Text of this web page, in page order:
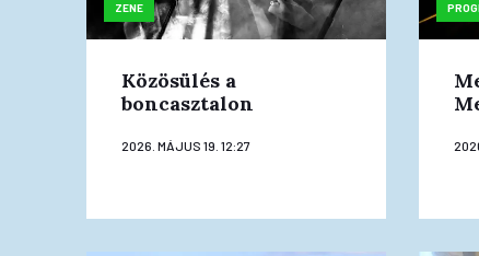
ZENE
Közösülés a
boncasztalon
2026. MÁJUS 19. 12:27